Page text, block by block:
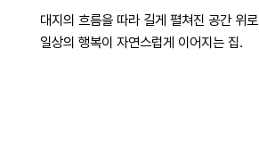
대지의 흐름을 따라 길게 펼쳐진 공간 위로
일상의 행복이 자연스럽게 이어지는 집.